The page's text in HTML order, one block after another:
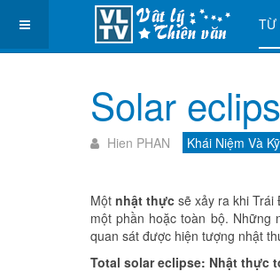
TỪ
Solar
Hien PHAN Khái Niệm Và
Một nhật thực sẽ xảy ra khi
một phần hoặc toàn bộ. Những
quan sát được hiện tượng nhật
Total solar eclipse: Nhật thực